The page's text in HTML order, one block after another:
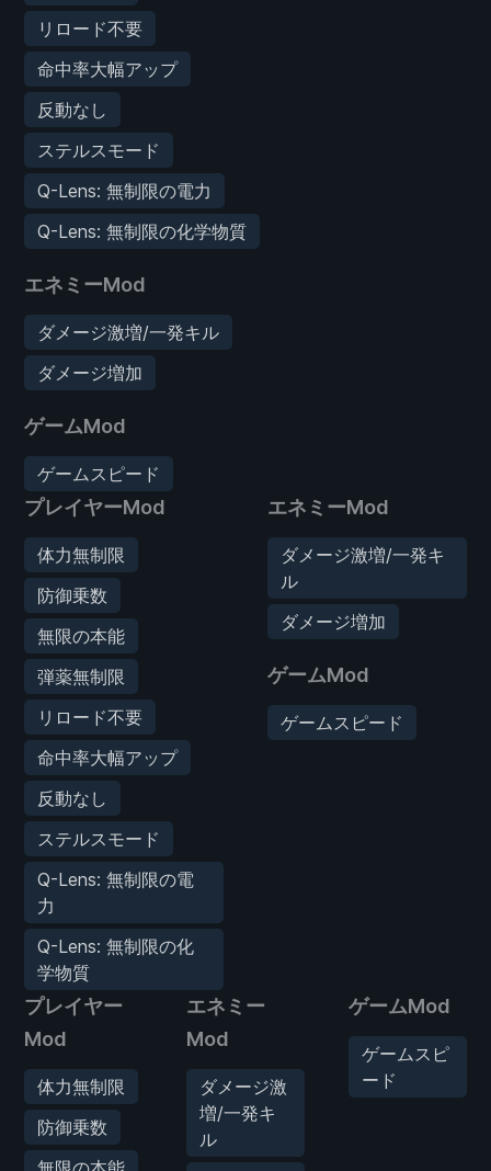
リロード不要
命中率大幅アップ
反動なし
ステルスモード
Q-Lens: 無制限の電力
Q-Lens: 無制限の化学物質
エネミーMod
ダメージ激増/一発キル
ダメージ増加
ゲームMod
ゲームスピード
プレイヤーMod
体力無制限
防御乗数
無限の本能
弾薬無制限
リロード不要
命中率大幅アップ
反動なし
ステルスモード
Q-Lens: 無制限の電
力
Q-Lens: 無制限の化
学物質
エネミーMod
ダメージ激増/一発キ
ル
ダメージ増加
ゲームMod
ゲームスピード
プレイヤー
Mod
体力無制限
防御乗数
エネミー
Mod
ダメージ激
増/一発キ
ル
ゲームMod
ゲームスピ
ード